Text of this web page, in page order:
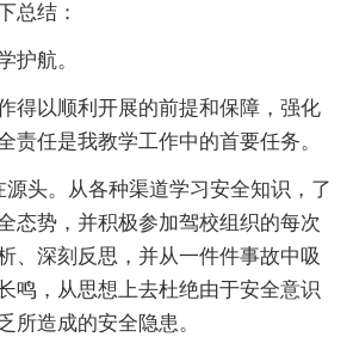
总结：
护航。
得以顺利开展的前提和保障，强化
责任是我教学工作中的首要任务。
源头。从各种渠道学习安全知识，了
态势，并积极参加驾校组织的每次
、深刻反思，并从一件件事故中吸
鸣，从思想上去杜绝由于安全意识
所造成的安全隐患。